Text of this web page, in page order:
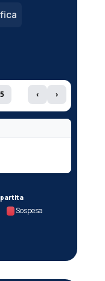
5 ‹ ›
partita
Sospesa